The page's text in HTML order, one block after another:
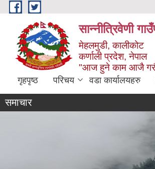
Skip to main content
सान्नीत्रिवेणी
मेहलमुडी, कालीकोट
कर्णाली प्रदेश, नेपाल
"आज हुने काम आजै गरौ,
गृहपृष्ठ परिचय वडा कार्यालयहरु
समाचार